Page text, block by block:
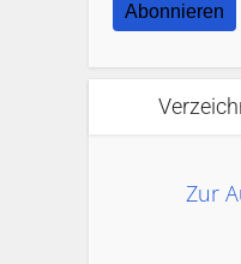
Abonnieren
Zur